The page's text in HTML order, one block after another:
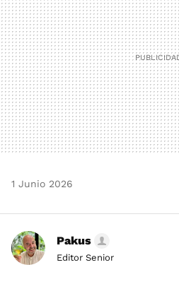
1 Junio 2026
Pakus
Editor Senior